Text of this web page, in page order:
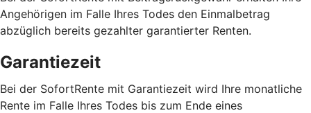
Angehörigen im Falle Ihres Todes den Einmalbetrag
abzüglich bereits gezahlter garantierter Renten.
Garantiezeit
Bei der SofortRente mit Garantiezeit wird Ihre monatliche
Rente im Falle Ihres Todes bis zum Ende eines